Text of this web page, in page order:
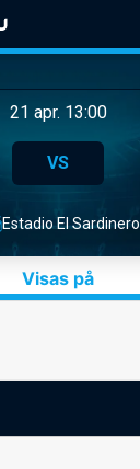
21 apr. 13:00
VS
Estadio El Sardinero
Visas på